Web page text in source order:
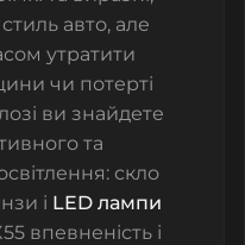
авто, але
утратити
чи потерті
ви знайдете
та
скло
і LED лампи
впевненість і